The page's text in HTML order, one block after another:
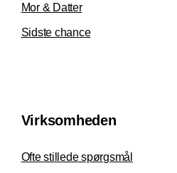
Mor & Datter
Sidste chance
Virksomheden
Ofte stillede spørgsmål